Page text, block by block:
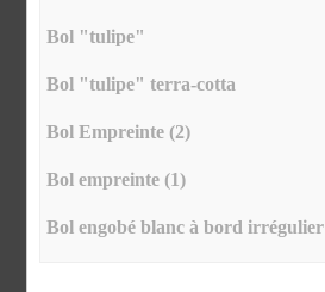
Bol "tulipe"
Bol "tulipe" terra-cotta
Bol Empreinte (2)
Bol empreinte (1)
Bol engobé blanc à bord irrégulier